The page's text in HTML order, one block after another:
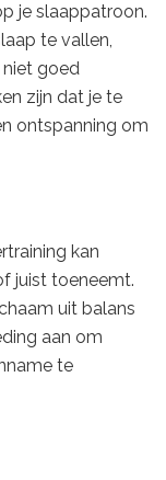
je slaappatroon.
te vallen,
goed
zijn dat je te
ontspanning om
kan
juist toeneemt.
uit balans
aan om
te